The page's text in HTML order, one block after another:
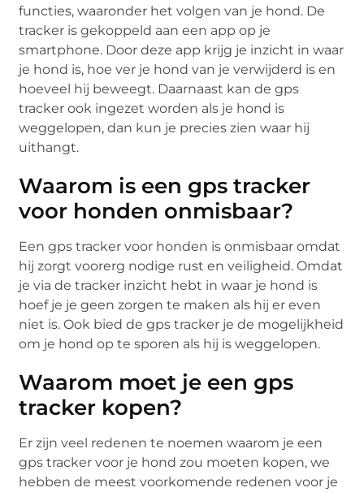
functies, waaronder het volgen van je hond. De
tracker is gekoppeld aan een app op je
smartphone. Door deze app krijg je inzicht in waar
je hond is, hoe ver je hond van je verwijderd is en
hoeveel hij beweegt. Daarnaast kan de gps
tracker ook ingezet worden als je hond is
weggelopen, dan kun je precies zien waar hij
uithangt.
Waarom is een gps tracker
voor honden onmisbaar?
Een gps tracker voor honden is onmisbaar omdat
hij zorgt voorerg nodige rust en veiligheid. Omdat
je via de tracker inzicht hebt in waar je hond is
hoef je je geen zorgen te maken als hij er even
niet is. Ook bied de gps tracker je de mogelijkheid
om je hond op te sporen als hij is weggelopen.
Waarom moet je een gps
tracker kopen?
Er zijn veel redenen te noemen waarom je een
gps tracker voor je hond zou moeten kopen, we
hebben de meest voorkomende redenen voor je